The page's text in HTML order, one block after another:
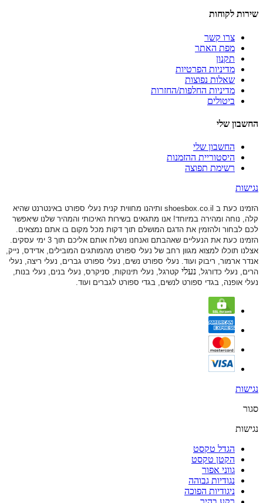
שירות לקוחות
צרו קשר
מפת האתר
תקנון
מדיניות הפרטיות
שאלות נפוצות
מדיניות החלפות/החזרות
ביטולים
החשבון שלי
החשבון שלי
היסטוריית ההזמנות
רשימת תפוצה
נגישות
הזמינו כעת ב shoesbox.co.il ותיהנו מחווית קנית נעלי ספורט באינטרנט שהיא
קלה, נוחה ומהירה במיוחד! אנו מתגאים בשירות האיכותי והמהיר שלנו שיאפשר
לכם לבחור ולהזמין את הדגם המושלם תוך דקות מכל מקום בו אתם נמצאים.
הזמינו כעת את הנעליים שאהבתם ואנחנו נשלח אותם אליכם תוך 3 ימי עסקים.
אצלנו תוכלו למצוא מגוון רחב של נעלי ספורט מהמותגים המובילים, אדידס, נייק,
אנדר ארמור, ריבוק ועוד. נעלי ספורט נשים, נעלי ספורט גברים, נעלי ריצה, נעלי
הרים, נעלי כדורגל, נעלי קטרגל, נעלי תינוקות, סניקרס, נעלי בנים, נעלי בנות,
נעלי אופנה, בגדי ספורט לנשים, בגדי ספורט לגברים ועוד.
נגישות
סגור
נגישות
הגדל טקסט
הקטן טקסט
גווני אפור
נגודיות גבוהה
ניגודיות הפוכה